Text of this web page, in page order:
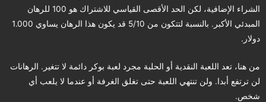
الشراء الإضافية، لكن الحد الأقصى القياسي للاشتراك هو 100 للرهان
المبدئي الأكبر. بالنسبة لتتكون من 5/10 قد يكون هذا الرهان يساوي 1.000
دولار.
من هنا، تعد اللعبة النقدية أو الحلبة مجرد لعبة بوكر دائمة لا تتغير. الرهانات
لن ترتفع أبدا. ولن تنتهي اللعبة حتى تغلق الغرفة أو عندما لا يلعب أي
شخص.